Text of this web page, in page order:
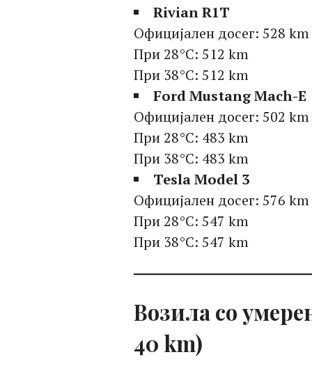
Rivian R1T
Официјален досег: 528 km
При 28°C: 512 km
При 38°C: 512 km
Ford Mustang Mach-E
Официјален досег: 502 km
При 28°C: 483 km
При 38°C: 483 km
Tesla Model 3
Официјален досег: 576 km
При 28°C: 547 km
При 38°C: 547 km
Возила со
40 km)